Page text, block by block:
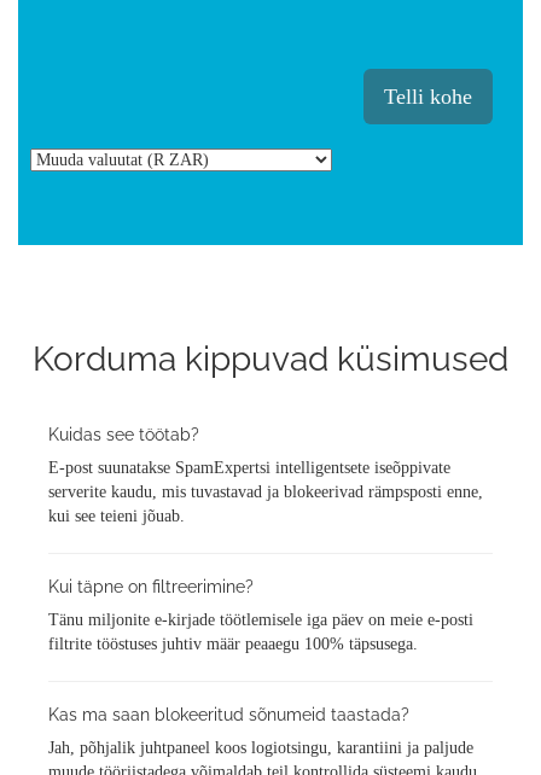
Telli kohe
Korduma kippuvad küsimused
Kuidas see töötab?
E-post suunatakse SpamExpertsi intelligentsete iseõppivate
serverite kaudu, mis tuvastavad ja blokeerivad rämpsposti enne,
kui see teieni jõuab.
Kui täpne on filtreerimine?
Tänu miljonite e-kirjade töötlemisele iga päev on meie e-posti
filtrite tööstuses juhtiv määr peaaegu 100% täpsusega.
Kas ma saan blokeeritud sõnumeid taastada?
Jah, põhjalik juhtpaneel koos logiotsingu, karantiini ja paljude